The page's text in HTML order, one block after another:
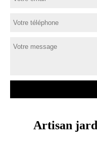
Artisan